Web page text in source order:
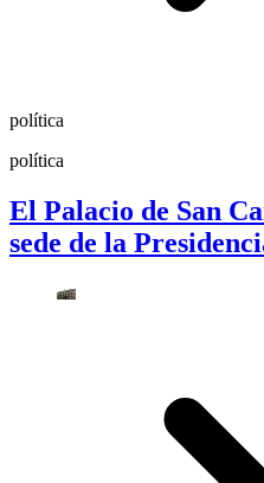
política
política
El Palacio de San
sede de la